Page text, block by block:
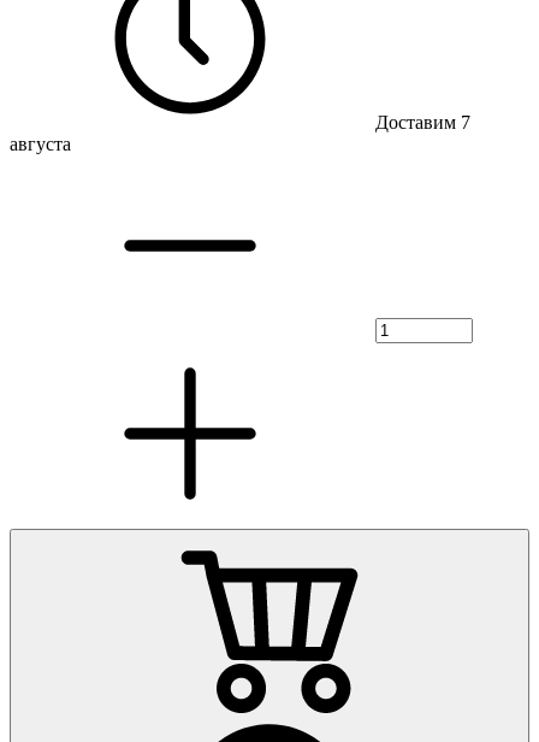
Доставим 7
августа